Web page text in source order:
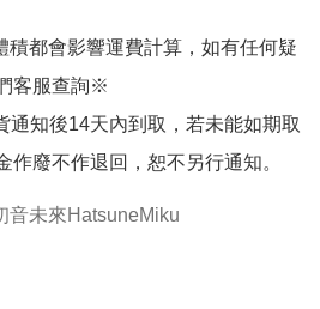
都會影響運費計算，如有任何疑
客服查詢※
通知後14天內到取，若未能如期取
作廢不作退回，恕不另行通知。
音未來HatsuneMiku